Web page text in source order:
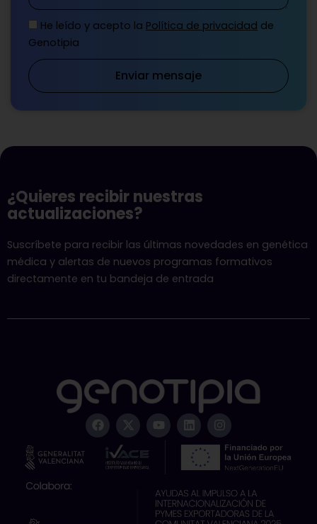
He leído y acepto la Política de privacidad de
Genotipia
Enviar mensaje
¿Quieres recibir nuestras
actualizaciones?
Suscríbete para recibir las últimas novedades en genética
médica y alertas de nuevos programas formativos
directamente en tu bandeja de entrada
F
a
c
X
-
t
w
i
Y
o
u
e
L
i
n
k
e
i
n
I
n
s
a
r
a
m